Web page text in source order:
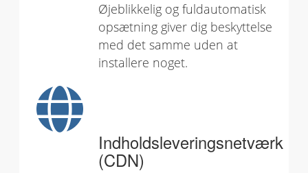
Øjeblikkelig og fuldautomatisk
opsætning giver dig beskyttelse
med det samme uden at
installere noget.
Indholdsleveringsnetværk
(CDN)